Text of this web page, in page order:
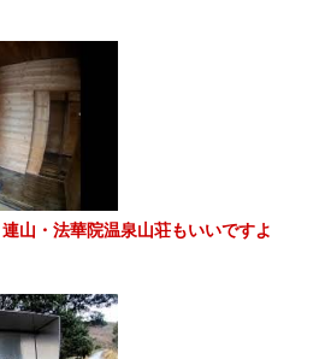
山・法華院温泉山荘もいいですよ